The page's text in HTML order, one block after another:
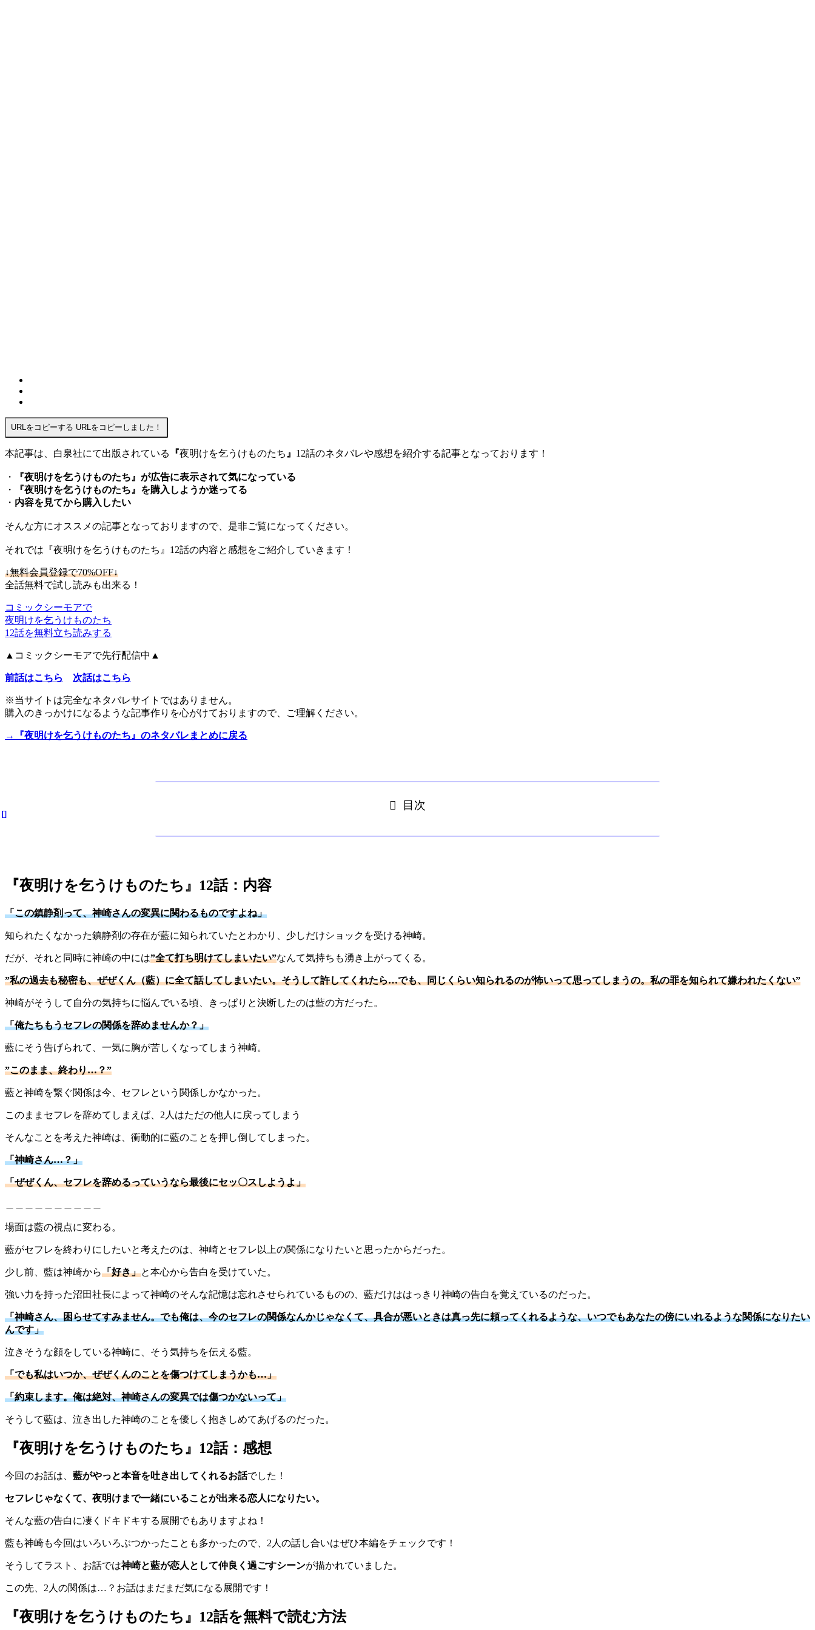
URLをコピーする URLをコピーしました！
本記事は、白泉社にて出版されている 『夜明けを乞うけものたち 』 12話のネタバレや感想を紹介する記事となっております！
・ 『夜明けを乞うけものたち 』が広告に表示されて気になっている
・
『夜明けを乞うけものたち 』を購入しようか迷ってる
・ 内容を見てから購入したい
そんな方にオススメの記事となっておりますので、是非ご覧になってください。
それでは『夜明けを乞うけものたち』12話の内容と感想をご紹介していきます！
↓無料会員登録で70%OFF↓
全話無料で試し読みも出来る！
コミックシーモアで
夜明けを乞うけものたち
12話を無料立ち読みする
▲コミックシーモアで先行配信中▲
前話はこちら 次話はこちら
※当サイトは完全なネタバレサイトではありません。
購入のきっかけになるような記事作りを心がけておりますので、ご理解ください。
→『夜明けを乞うけものたち』のネタバレまとめに戻る
目次
『夜明けを乞うけものたち』12話：内容
「この鎮静剤って、神崎さんの変異に関わるものですよね」
知られたくなかった鎮静剤の存在が藍に知られていたとわかり、少しだけショックを受ける神崎。
だが、それと同時に神崎の中には”全て打ち明けてしまいたい”なんて気持ちも湧き上がってくる。
”私の過去も秘密も、ぜぜくん（藍）に全て話してしまいたい。そうして許してくれたら…でも、同じくらい知られるのが怖いって思ってしまうの。私の罪を知られて嫌われたくない”
神崎がそうして自分の気持ちに悩んでいる頃、きっぱりと決断したのは藍の方だった。
「俺たちもうセフレの関係を辞めませんか？」
藍にそう告げられて、一気に胸が苦しくなってしまう神崎。
”このまま、終わり…？”
藍と神崎を繋ぐ関係は今、セフレという関係しかなかった。
このままセフレを辞めてしまえば、2人はただの他人に戻ってしまう
そんなことを考えた神崎は、衝動的に藍のことを押し倒してしまった。
「神崎さん…？」
「ぜぜくん、セフレを辞めるっていうなら最後にセッ〇スしようよ」
場面は藍の視点に変わる。
藍がセフレを終わりにしたいと考えたのは、神崎とセフレ以上の関係になりたいと思ったからだった。
少し前、藍は神崎から「好き」と本心から告白を受けていた。
強い力を持った沼田社長によって神崎のそんな記憶は忘れさせられているものの、藍だけははっきり神崎の告白を覚えているのだった。
「神崎さん、困らせてすみません。でも俺は、今のセフレの関係なんかじゃなくて、具合が悪いときは真っ先に頼ってくれるような、いつでもあなたの傍にいれるような関係になりたい
んです」
泣きそうな顔をしている神崎に、そう気持ちを伝える藍。
「でも私はいつか、ぜぜくんのことを傷つけてしまうかも…」
「約束します。俺は絶対、神崎さんの変異では傷つかないって」
そうして藍は、泣き出した神崎のことを優しく抱きしめてあげるのだった。
『夜明けを乞うけものたち』12話：感想
今回のお話は、 藍がやっと本音を吐き出してくれるお話でした！
セフレじゃなくて、夜明けまで一緒にいることが出来る恋人になりたい。
そんな藍の告白に凄くドキドキする展開でもありますよね！
藍も神崎も今回はいろいろぶつかったことも多かったので、2人の話し合いはぜひ本編をチェックです！
そうしてラスト、お話では神崎と藍が恋人として仲良く過ごすシーンが描かれていました。
この先、2人の関係は…？お話はまだまだ気になる展開です！
『夜明けを乞うけものたち』12話を無料で読む方法